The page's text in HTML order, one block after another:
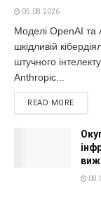
05.08.2026
Моделі OpenAI та
шкідливій
штучного
Anthropic...
READ MORE